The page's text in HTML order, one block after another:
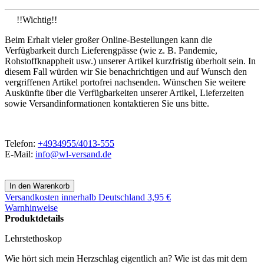
!!Wichtig!!
Beim Erhalt vieler großer Online-Bestellungen kann die
Verfügbarkeit durch Lieferengpässe (wie z. B. Pandemie,
Rohstoffknappheit usw.) unserer Artikel kurzfristig überholt sein. In
diesem Fall würden wir Sie benachrichtigen und auf Wunsch den
vergriffenen Artikel portofrei nachsenden. Wünschen Sie weitere
Auskünfte über die Verfügbarkeiten unserer Artikel, Lieferzeiten
sowie Versandinformationen kontaktieren Sie uns bitte.
Telefon: +4934955/4013-555
E-Mail: info@wl-versand.de
Versandkosten innerhalb Deutschland 3,95 €
Warnhinweise
Produktdetails
Lehrstethoskop
Wie hört sich mein Herzschlag eigentlich an? Wie ist das mit dem